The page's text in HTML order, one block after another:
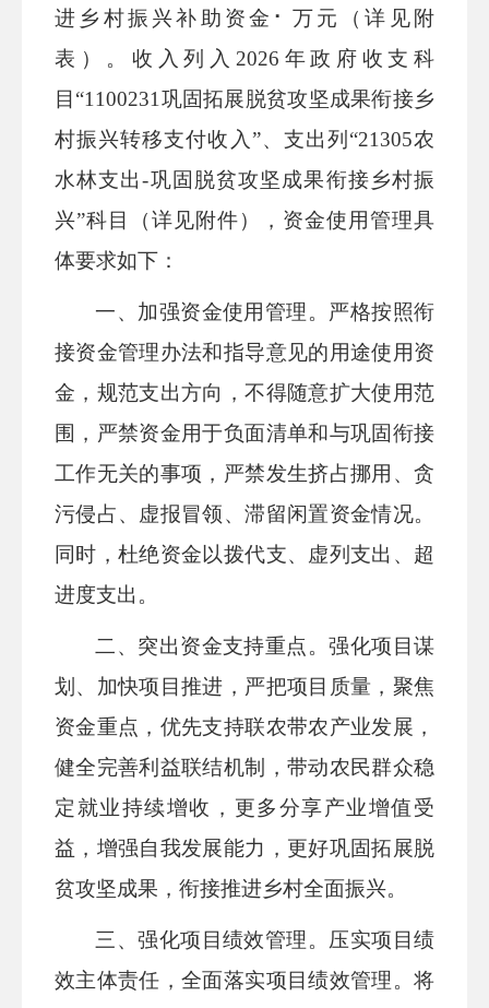
进乡村振兴补助资金 ⠂ 万元（详见附
表） 。收入列入 2026年政府收支科
目“1100231巩固拓展脱贫攻坚成果衔接乡
村振兴转移支付收入”、支出列“21305农
水林支出-巩固脱贫攻坚成果衔接乡村振
兴”科目（详见附件），资金使用管理具
体要求如下：
一、 加强资金使用管理。 严格按照衔
接资金管理办法和指导意见的用途使用资
金，规范支出方向，不得随意扩大使用范
围，严禁资金用于负面清单和与巩固衔接
工作无关的事项，严禁发生挤占挪用、贪
污侵占、虚报冒领、滞留闲置资金情况。
同时，杜绝资金以拨代支、虚列支出、超
进度支出。
二、 突出资金支持重点。强化项目谋
划、加快项目推进，严把项目质量，聚焦
资金重点，优先支持联农带农产业发展，
健全完善利益联结机制，带动农民群众稳
定就业持续增收，更多分享产业增值受
益，增强自我发展能力，更好巩固拓展脱
贫攻坚成果，衔接推进乡村全面振兴。
三、强化项目绩效管理。 压实项目绩
效主体责任，全面落实项目绩效管理。将